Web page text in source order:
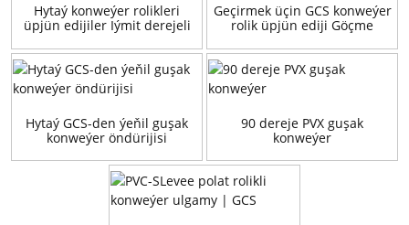
Hytaý konweýer rolikleri
üpjün edijiler Iýmit derejeli
ýasalan konweýer
Geçirmek üçin GCS konweýer
rolik üpjün ediji Göçme
Hytaý GCS-den ýeňil guşak
konweýer öndürijisi
90 dereje PVX guşak
konweýer